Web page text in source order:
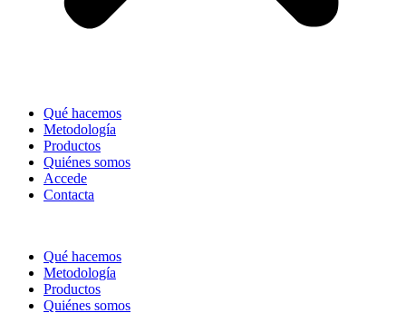
Qué hacemos
Metodología
Productos
Quiénes somos
Accede
Contacta
Qué hacemos
Metodología
Productos
Quiénes somos